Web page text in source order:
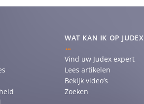
WAT KAN IK OP JUDEX
Vind uw Judex expert
Lees artikelen
Bekijk video’s
Zoeken